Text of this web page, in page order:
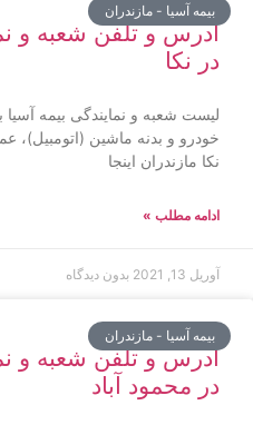
بیمه آسیا - مازندران
آدرس و تلفن شعبه و
در نکا
لیست شعبه و نمایندگی بیمه آسیا
خودرو و بدنه ماشین (اتومبیل)،
نکا مازندران اینجا
ادامه مطلب »
آوریل 13, 2021 بدون دیدگاه
بیمه آسیا - مازندران
آدرس و تلفن شعبه و
در محمود آباد